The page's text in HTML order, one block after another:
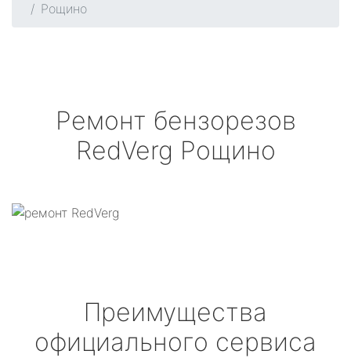
Рощино
Ремонт бензорезов
RedVerg Рощино
Преимущества
официального сервиса